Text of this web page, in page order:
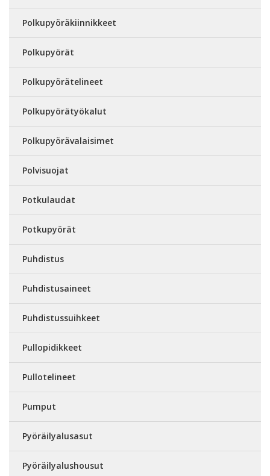
Polkupyöräkiinnikkeet
Polkupyörät
Polkupyörätelineet
Polkupyörätyökalut
Polkupyörävalaisimet
Polvisuojat
Potkulaudat
Potkupyörät
Puhdistus
Puhdistusaineet
Puhdistussuihkeet
Pullopidikkeet
Pullotelineet
Pumput
Pyöräilyalusasut
Pyöräilyalushousut